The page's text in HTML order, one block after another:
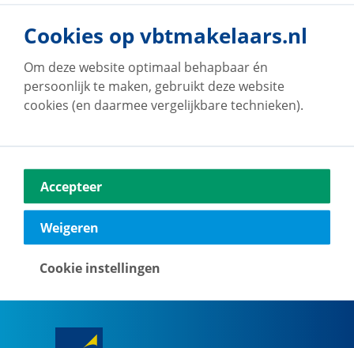
Naar vestiging
Vestdijk 180
5611 CZ Eindhoven
040-2696949
Cookies op vbtmakelaars.nl
Om deze website optimaal behapbaar én
persoonlijk te maken, gebruikt deze website
cookies (en daarmee vergelijkbare technieken).
Accepteer
Weigeren
Cookie instellingen